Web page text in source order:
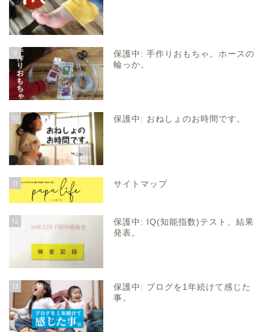
9
保護中: 手作りおもちゃ。ホースの
輪っか。
10 保護中: おねしょのお時間です。
11 サイトマップ
12
保護中: IQ(知能指数)テスト、結果
発表。
13
保護中: ブログを1年続けて感じた
事。